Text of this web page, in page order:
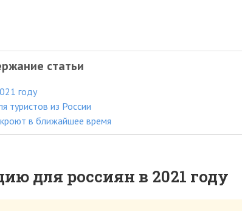
статьи
году
туристов из России
в ближайшее время
для россиян в 2021 году